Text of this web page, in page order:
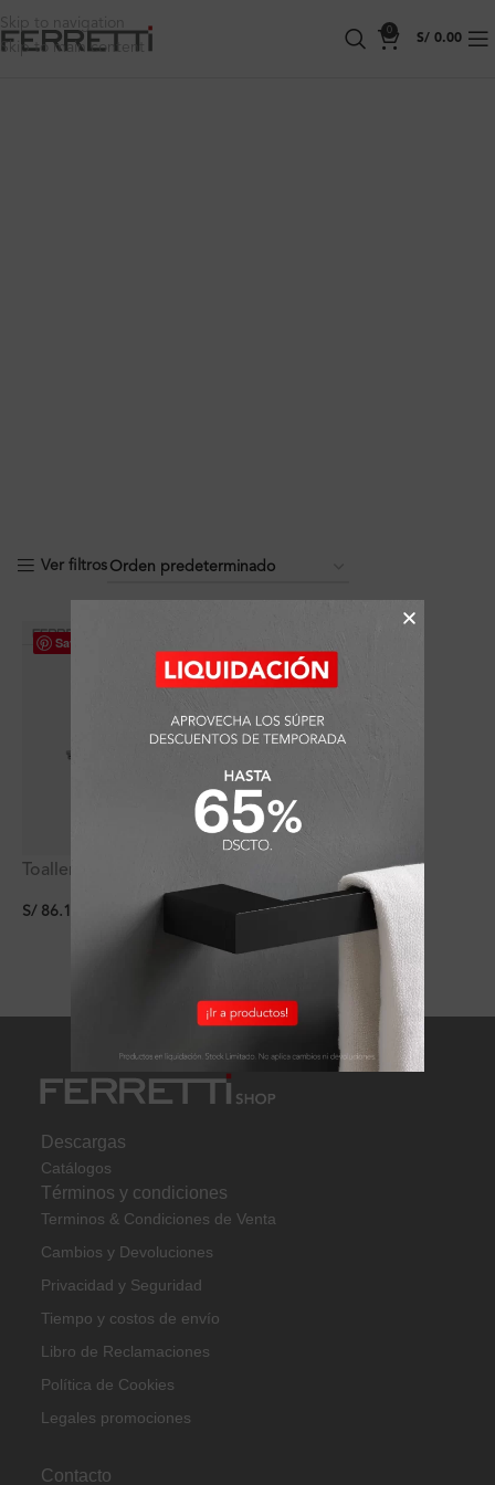
Skip to navigation
Skip to main content
0
S/ 0.00
Ver filtros
Save
Toallero Polux Plus de 60
S/ 86.11
Descargas
Catálogos
Términos y condiciones
Terminos & Condiciones de Venta
Cambios y Devoluciones
Privacidad y Seguridad
Tiempo y costos de envío
Libro de Reclamaciones
Política de Cookies
Legales promociones
Contacto